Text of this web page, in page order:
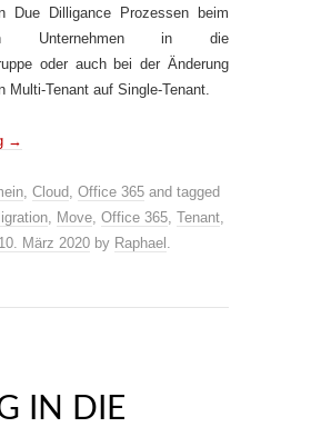
Due Dilligance Prozessen beim
Unternehmen in die
oder auch bei der Änderung
Multi-Tenant auf Single-Tenant.
→
, Cloud, Office 365 and tagged
, Move, Office 365, Tenant,
10. März 2020 by Raphael .
IN DIE